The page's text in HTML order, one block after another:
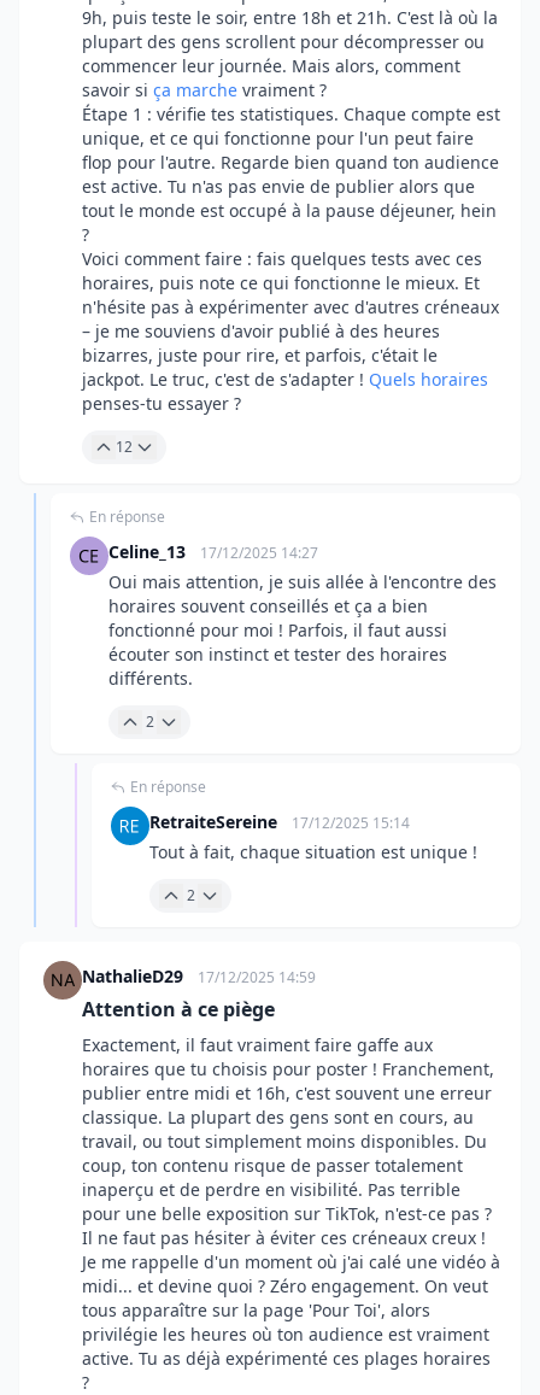
9h, puis teste le soir, entre 18h et 21h. C'est là où la
plupart des gens scrollent pour décompresser ou
commencer leur journée. Mais alors, comment
savoir si ça marche vraiment ?
Étape 1 : vérifie tes statistiques. Chaque compte est
unique, et ce qui fonctionne pour l'un peut faire
flop pour l'autre. Regarde bien quand ton audience
est active. Tu n'as pas envie de publier alors que
tout le monde est occupé à la pause déjeuner, hein
?
Voici comment faire : fais quelques tests avec ces
horaires, puis note ce qui fonctionne le mieux. Et
n'hésite pas à expérimenter avec d'autres créneaux
– je me souviens d'avoir publié à des heures
bizarres, juste pour rire, et parfois, c'était le
jackpot. Le truc, c'est de s'adapter ! Quels horaires
penses-tu essayer ?
12
En réponse
Celine_13 17/12/2025 14:27
Oui mais attention, je suis allée à l'encontre des
horaires souvent conseillés et ça a bien
fonctionné pour moi ! Parfois, il faut aussi
écouter son instinct et tester des horaires
différents.
2
En réponse
RetraiteSereine 17/12/2025 15:14
Tout à fait, chaque situation est unique !
2
NathalieD29 17/12/2025 14:59
Attention à ce piège
Exactement, il faut vraiment faire gaffe aux
horaires que tu choisis pour poster ! Franchement,
publier entre midi et 16h, c'est souvent une erreur
classique. La plupart des gens sont en cours, au
travail, ou tout simplement moins disponibles. Du
coup, ton contenu risque de passer totalement
inaperçu et de perdre en visibilité. Pas terrible
pour une belle exposition sur TikTok, n'est-ce pas ?
Il ne faut pas hésiter à éviter ces créneaux creux !
Je me rappelle d'un moment où j'ai calé une vidéo à
midi... et devine quoi ? Zéro engagement. On veut
tous apparaître sur la page 'Pour Toi', alors
privilégie les heures où ton audience est vraiment
active. Tu as déjà expérimenté ces plages horaires
?